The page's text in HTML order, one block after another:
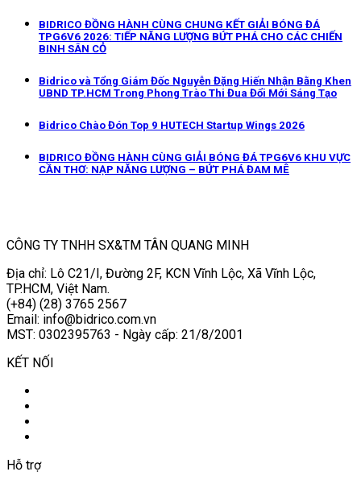
BIDRICO ĐỒNG HÀNH CÙNG CHUNG KẾT GIẢI BÓNG ĐÁ
TPG6V6 2026: TIẾP NĂNG LƯỢNG BỨT PHÁ CHO CÁC CHIẾN
BINH SÂN CỎ
Bidrico và Tổng Giám Đốc Nguyễn Đặng Hiến Nhận Bằng Khen
UBND TP.HCM Trong Phong Trào Thi Đua Đổi Mới Sáng Tạo
Bidrico Chào Đón Top 9 HUTECH Startup Wings 2026
BIDRICO ĐỒNG HÀNH CÙNG GIẢI BÓNG ĐÁ TPG6V6 KHU VỰC
CẦN THƠ: NẠP NĂNG LƯỢNG – BỨT PHÁ ĐAM MÊ
CÔNG TY TNHH SX&TM TÂN QUANG MINH
Địa chỉ: Lô C21/I, Đường 2F, KCN Vĩnh Lộc, Xã Vĩnh Lộc,
TP.HCM, Việt Nam.
(+84) (28) 3765 2567
Email: info@bidrico.com.vn
MST: 0302395763 - Ngày cấp: 21/8/2001
KẾT NỐI
Hỗ trợ